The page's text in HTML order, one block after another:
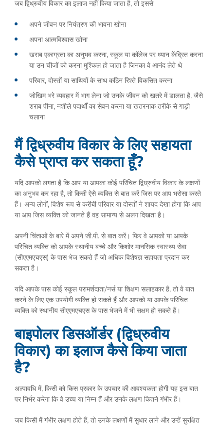
जब द्विध्रुवीय विकार का इलाज नहीं किया जाता है, तो इससे:
अपने जीवन पर नियंत्रण की भावना खोना
अपना आत्मविश्वास खोना
खराब एकाग्रता का अनुभव करना, स्कूल या कॉलेज पर ध्यान केंद्रित करना
या उन चीजों को करना मुश्किल हो जाता है जिनका वे आनंद लेते थे
परिवार, दोस्तों या साथियों के साथ कठिन रिश्ते विकसित करना
जोखिम भरे व्यवहार में भाग लेना जो उनके जीवन को खतरे में डालता है, जैसे
शराब पीना, नशीले पदार्थों का सेवन करना या खतरनाक तरीके से गाड़ी
चलाना
मैं द्विध्रुवीय विकार के लिए सहायता
कैसे प्राप्त कर सकता हूँ?
यदि आपको लगता है कि आप या आपका कोई परिचित द्विध्रुवीय विकार के लक्षणों
का अनुभव कर रहा है, तो किसी ऐसे व्यक्ति से बात करें जिस पर आप भरोसा करते
हैं। अन्य लोगों, विशेष रूप से करीबी परिवार या दोस्तों ने शायद देखा होगा कि आप
या आप जिस व्यक्ति को जानते हैं वह सामान्य से अलग दिखता है।
अपनी चिंताओं के बारे में अपने जी.पी. से बात करें। फिर वे आपको या आपके
परिचित व्यक्ति को आपके स्थानीय बच्चे और किशोर मानसिक स्वास्थ्य सेवा
(सीएएमएचएस) के पास भेज सकते हैं जो अधिक विशेषज्ञ सहायता प्रदान कर
सकता है।
यदि आपके पास कोई स्कूल परामर्शदाता/नर्स या शिक्षण सलाहकार है, तो वे बात
करने के लिए एक उपयोगी व्यक्ति हो सकते हैं और आपको या आपके परिचित
व्यक्ति को स्थानीय सीएएमएचएस के पास भेजने में भी सक्षम हो सकते हैं।
बाइपोलर डिसऑर्डर (द्विध्रुवीय
विकार) का इलाज कैसे किया जाता
है?
अल्पावधि में, किसी को किस प्रकार के उपचार की आवश्यकता होगी यह इस बात
पर निर्भर करेगा कि वे उच्च या निम्न हैं और उनके लक्षण कितने गंभीर हैं।
जब किसी में गंभीर लक्षण होते हैं, तो उनके लक्षणों में सुधार लाने और उन्हें सुरक्षित